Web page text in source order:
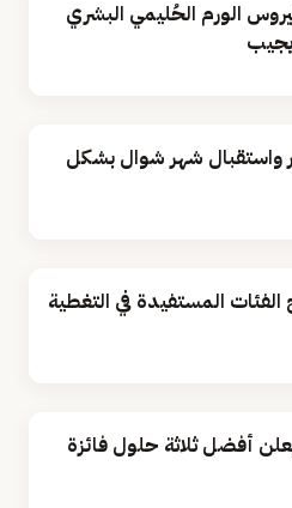
الورم الحُليمي البشري
واستقبال شهر شوال بشكل
المستفيدة في التغطية
أفضل ثلاثة حلول فائزة